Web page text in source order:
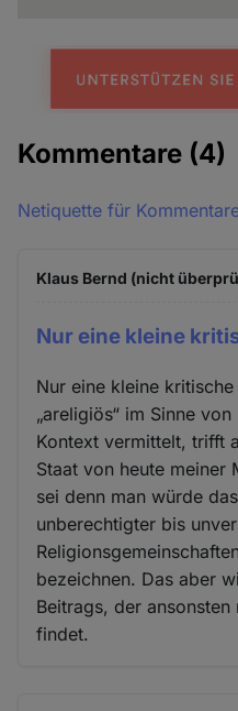
Kommentare (4)
Netiquette für
Klaus Bernd (nicht
Nur eine kleine
Nur eine kleine
„areligiös“ im Sinne
Kontext vermittelt, trifft
Staat von heute meiner
sei denn man würde
unberechtigter bis
bezeichnen. Das aber
Beitrags, der
findet.